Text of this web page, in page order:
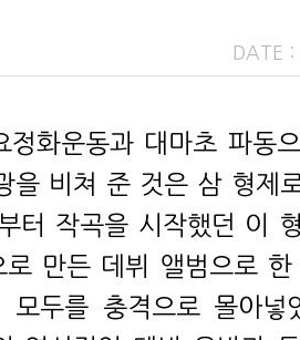
DATE
정화운동과 대마초 파동
을 비쳐 준 것은 삼 형제
터 작곡을 시작했던 이
로 만든 데뷔 앨범으로
모두를 충격으로 몰아넣